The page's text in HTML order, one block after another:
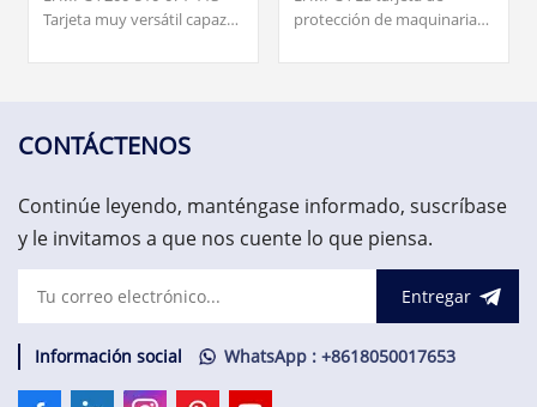
Tarjeta muy versátil capaz
hasta cuatro entradas de
simultáneamente.
¡bienvenido a consultar!
protección de maquinaria
sistema de protección de
y hasta dos entradas de
velocidad
CONTÁCTENOS
Continúe leyendo, manténgase informado, suscríbase
y le invitamos a que nos cuente lo que piensa.
Entregar
Información social WhatsApp : +8618050017653